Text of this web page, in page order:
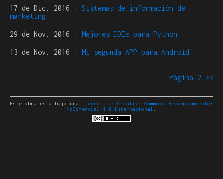
17 de Dic. 2016 - Sistemas de información de
marketing
29 de Nov. 2016 - Mejores IDEs para Python
13 de Nov. 2016 - Mi segunda APP para Android
Página 2 >>
Este obra está bajo una licencia de Creative Commons Reconocimiento-
NoComercial 4.0 Internacional